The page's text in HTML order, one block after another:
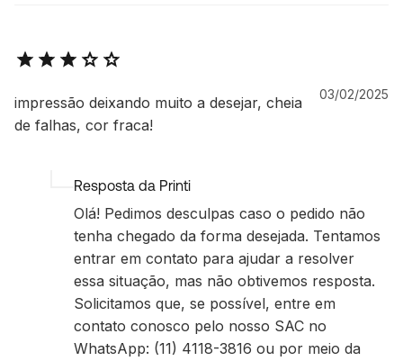
impressão deixando muito a desejar, cheia
de falhas, cor fraca!
03/02/2025
Resposta da Printi
Olá! Pedimos desculpas caso o pedido não
tenha chegado da forma desejada. Tentamos
entrar em contato para ajudar a resolver
essa situação, mas não obtivemos resposta.
Solicitamos que, se possível, entre em
contato conosco pelo nosso SAC no
WhatsApp: (11) 4118-3816 ou por meio da